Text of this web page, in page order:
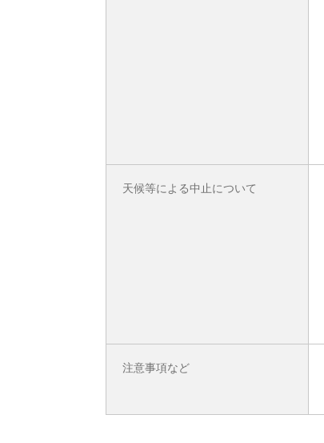
天候等による中止について
注意事項など